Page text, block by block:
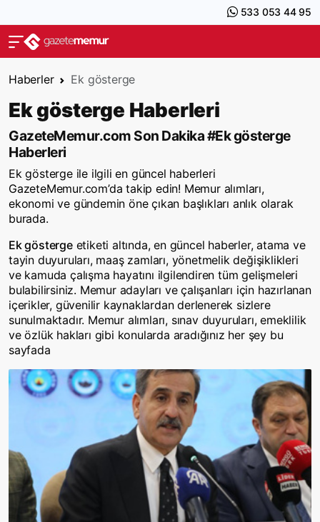
533 053 44 95
Haberler Ek gösterge
Ek gösterge Haberleri
GazeteMemur.com Son Dakika #Ek gösterge
Haberleri
Ek gösterge ile ilgili en güncel haberleri
GazeteMemur.com’da takip edin! Memur alımları,
ekonomi ve gündemin öne çıkan başlıkları anlık olarak
burada.
Ek göstergeetiketi altında, en güncel haberler, atama ve
tayin duyuruları, maaş zamları, yönetmelik değişiklikleri
ve kamuda çalışma hayatını ilgilendiren tüm gelişmeleri
bulabilirsiniz. Memur adayları ve çalışanları için hazırlanan
içerikler, güvenilir kaynaklardan derlenerek sizlere
sunulmaktadır. Memur alımları, sınav duyuruları, emeklilik
ve özlük hakları gibi konularda aradığınız her şey bu
sayfada